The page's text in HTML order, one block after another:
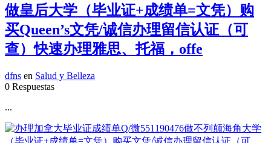
做皇后大学（毕业证+成绩单=文凭）购
买Queen’s文凭/诚信办理留信认证（可
查）快速办理雅思、托福，offe
dfns en Salud y Belleza
0 Respuestas
...